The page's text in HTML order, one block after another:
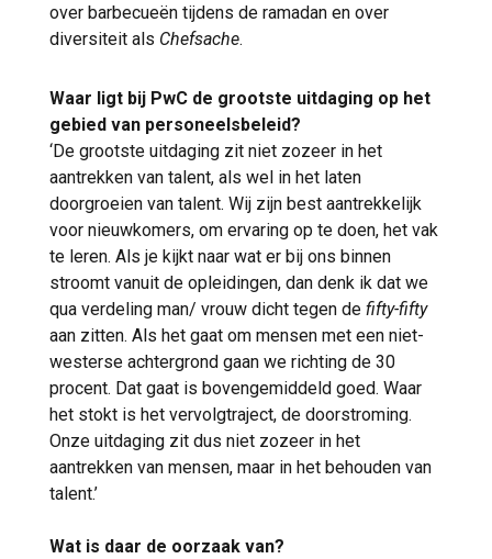
over barbecueën tijdens de ramadan en over
diversiteit als Chefsache.
Waar ligt bij PwC de grootste uitdaging op het
gebied van personeelsbeleid?
‘De grootste uitdaging zit niet zozeer in het
aantrekken van talent, als wel in het laten
doorgroeien van talent. Wij zijn best aantrekkelijk
voor nieuwkomers, om ervaring op te doen, het vak
te leren. Als je kijkt naar wat er bij ons binnen
stroomt vanuit de opleidingen, dan denk ik dat we
qua verdeling man/ vrouw dicht tegen de fifty-fifty
aan zitten. Als het gaat om mensen met een niet-
westerse achtergrond gaan we richting de 30
procent. Dat gaat is bovengemiddeld goed. Waar
het stokt is het vervolgtraject, de doorstroming.
Onze uitdaging zit dus niet zozeer in het
aantrekken van mensen, maar in het behouden van
talent.’
Wat is daar de oorzaak van?